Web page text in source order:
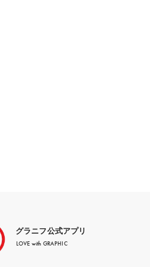
グラニフ公式アプリ
LOVE with GRAPHIC